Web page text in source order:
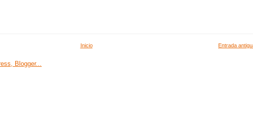
Entrada
Inicio